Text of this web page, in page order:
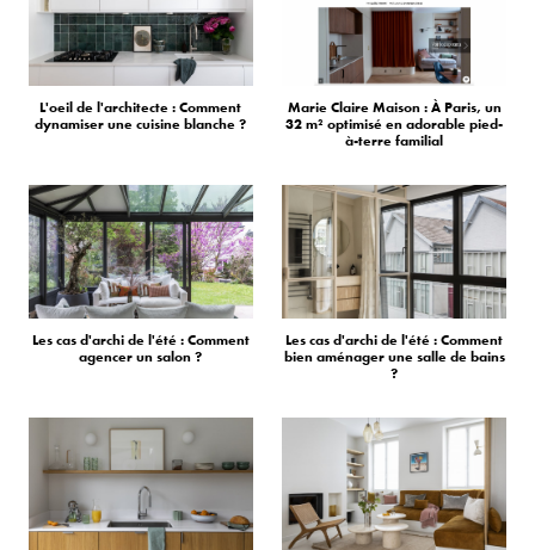
L'oeil de l'architecte : Comment
dynamiser une cuisine blanche ?
Marie Claire Maison : À Paris, un
32 m² optimisé en adorable pied-
à-terre familial
Les cas d'archi de l'été : Comment
agencer un salon ?
Les cas d'archi de l'été : Comment
bien aménager une salle de bains
?